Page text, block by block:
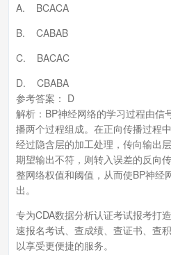
A. BCACA
B. CABAB
C. BACAC
D. CBABA
参考答案： D
解析：BP神经网络的学习过程由信
播两个过程组成。在正向传播过程
经过隐含层的加工处理，传向输出
期望输出不符，则转入误差的反向
整网络权值和阈值，从而使BP神经
出。
专为CDA数据分析认证考试报考打
速报名考试、查成绩、查证书、查
以享受更便捷的服务。